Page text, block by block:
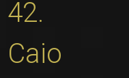
42.
Caio